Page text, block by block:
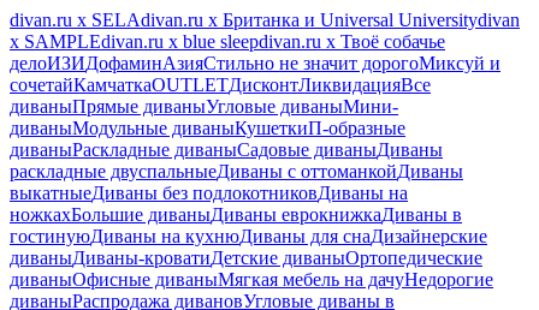
divan.ru х SELAdivan.ru х Британка и Universal Universitydivan
х SAMPLEdivan.ru х blue sleepdivan.ru х Твоё собачье
делоИЗИДофаминАзияСтильно не значит дорогоМиксуй и
сочетайКамчаткаOUTLETДисконтЛиквидацияВсе
диваныПрямые диваныУгловые диваныМини-
диваныМодульные диваныКушеткиП-образные
диваныРаскладные диваныСадовые диваныДиваны
раскладные двуспальныеДиваны с оттоманкойДиваны
выкатныеДиваны без подлокотниковДиваны на
ножкахБольшие диваныДиваны еврокнижкаДиваны в
гостинуюДиваны на кухнюДиваны для снаДизайнерские
диваныДиваны-кроватиДетские диваныОртопедические
диваныОфисные диваныМягкая мебель на дачуНедорогие
диваныРаспродажа дивановУгловые диваны в